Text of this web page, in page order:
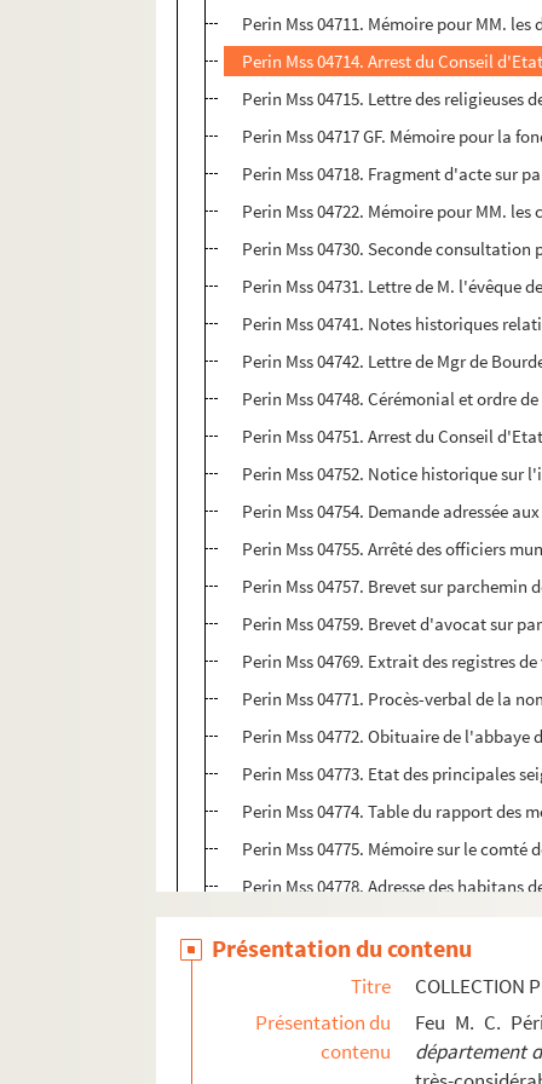
Perin Mss 04711. Mémoire pour MM.
Perin Mss 04714. Arrest du Conseil
Perin Mss 04715. Lettre des religieuses
Perin Mss 04717 GF. Mémoire pour la
Perin Mss 04718. Fragment d'acte sur
Perin Mss 04722. Mémoire pour MM.
Perin Mss 04730. Seconde
Perin Mss 04731. Lettre de M. l'évêque
Perin Mss 04741. Notes historiques
Perin Mss 04742. Lettre de Mgr de
Perin Mss 04748. Cérémonial et ordre
Perin Mss 04751. Arrest du Conseil
Perin Mss 04752. Notice historique sur
Perin Mss 04754. Demande adressée
Perin Mss 04755. Arrêté des officiers
Perin Mss 04757. Brevet sur
Perin Mss 04759. Brevet d'avocat sur
Perin Mss 04769. Extrait des registres
Perin Mss 04771. Procès-verbal de la
Perin Mss 04772. Obituaire de l'abbaye
Perin Mss 04773. Etat des principales
Perin Mss 04774. Table du rapport des
Perin Mss 04775. Mémoire sur le comté
Perin Mss 04778. Adresse des habitans
Perin Mss 04786. Protestation d'un
Perin Mss 04788. Protestation
Perin Mss 04802. Adresse des juges
Perin Mss 04805. Lettre de M. Brayer,
Perin Mss 04806. Observations
Présentation du contenu
Titre
COLLECTION
Présentation du
contenu
Feu M. C.
département